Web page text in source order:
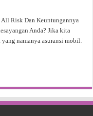
Risk Dan Keuntungannya
Anda? Jika kita
namanya asuransi mobil.